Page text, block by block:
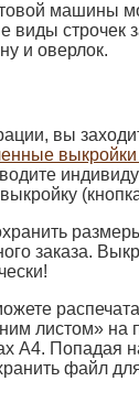
машины
виды строчек
и оверлок.
вы
выкройки
заказа.
листом» на
А4. Попадая
файл